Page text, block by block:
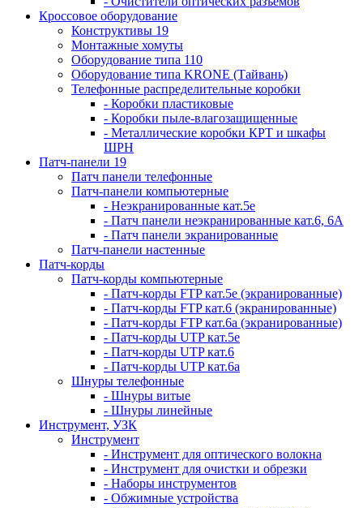
Кроссовое оборудование
Конструктивы 19
Монтажные хомуты
Оборудование типа 110
Оборудование типа KRONE (Тайвань)
Телефонные распределительные коробки
- Коробки пластиковые
- Коробки пыле-влагозащищенные
- Металлические коробки КРТ и шкафы
ШРН
Патч-панели 19
Патч панели телефонные
Патч-панели компьютерные
- Неэкранированные кат.5е
- Патч панели неэкранированные кат.6, 6А
- Патч панели экранированные
Патч-панели настенные
Патч-корды
Патч-корды компьютерные
- Патч-корды FTP кат.5е (экранированные)
- Патч-корды FTP кат.6 (экранированные)
- Патч-корды FTP кат.6а (экранированные)
- Патч-корды UTP кат.5е
- Патч-корды UTP кат.6
- Патч-корды UTP кат.6а
Шнуры телефонные
- Шнуры витые
- Шнуры линейные
Инструмент, УЗК
Инструмент
- Инструмент для оптического волокна
- Инструмент для очистки и обрезки
- Наборы инструментов
- Обжимные устройства